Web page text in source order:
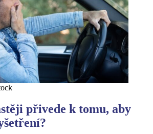
přivede k tomu, aby